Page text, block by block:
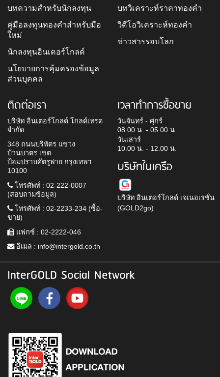
บทความสำหรับนักลงทุน
คู่มือลงทุนทองคำสำหรับมือ
ใหม่
นักลงทุนอินเตอร์โกลด์
นโยบายการคุ้มครองข้อมูล
ส่วนบุคคล
บทวิเคราะห์ราคาทองคำ
วิดีโอวิเคราะห์ทองคำ
ข่าวสารรอบโลก
ติดต่อเรา
บริษัท อินเตอร์โกลด์ โกลด์เทรด
จำกัด
348 ถนนบริพัตร แขวง
บ้านบาตร เขต
ป้อมปราบศัตรูพ่าย กรุงเทพฯ
10100
โทรศัพท์ : 02-222-0007
(สอบถามข้อมูล)
โทรศัพท์ : 02-2233-234 (ซื้อ-
ขาย)
แฟกซ์ : 02-2222-046
อีเมล : info@intergold.co.th
เวลาทำการซื้อขาย
วันจันทร์ - ศุกร์
08.00 น. - 05.00 น.
วันเสาร์
10.00 น. - 12.00 น.
บริษัทในเครือ
บริษัท อินเตอร์โกลด์ เจเนอเรชั่น
(GOLD2go)
InterGOLD Social Network